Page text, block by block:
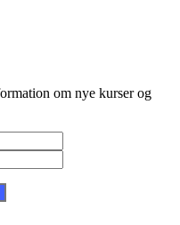
om nye kurser og